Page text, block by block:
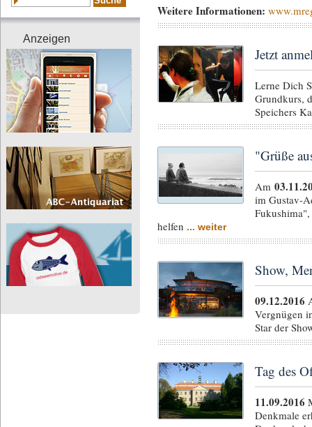
Anzeigen
Weitere Informationen:
Jetzt
Lerne Dich
Grundkurs,
Speichers
"Grüße
Am
im Gustav-
helfen ... weiter
Show,
09.12.2016
Vergnügen
Star der
Tag des
11.09.2016
Denkmale